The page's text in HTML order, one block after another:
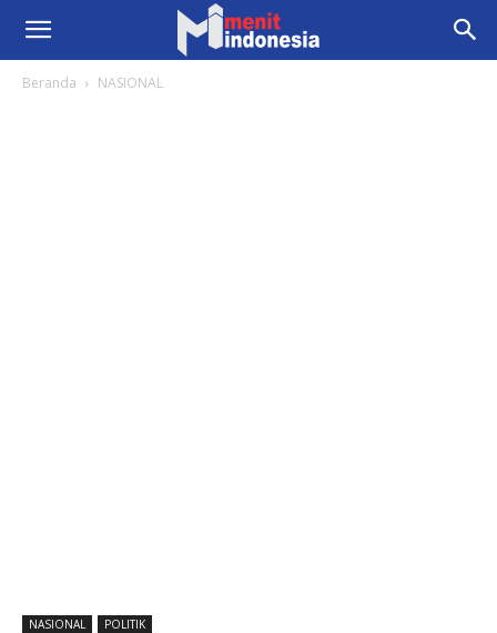
Beranda NASIONAL
NASIONAL POLITIK